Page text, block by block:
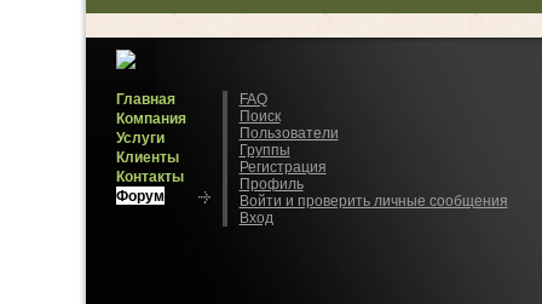
Главная
Компания
Услуги
Клиенты
Контакты
Форум
FAQ
Поиск
Пользователи
Группы
Регистрация
Профиль
Войти и проверить личные сообщения
Вход